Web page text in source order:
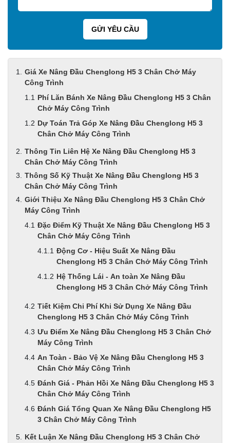
Giá Xe Nâng Đầu Chenglong H5 3 Chân Chở Máy
Công Trình
Phí Lăn Bánh Xe Nâng Đầu Chenglong H5 3 Chân
Chở Máy Công Trình
Dự Toán Trả Góp Xe Nâng Đầu Chenglong H5 3
Chân Chở Máy Công Trình
Thông Tin Liên Hệ Xe Nâng Đầu Chenglong H5 3
Chân Chở Máy Công Trình
Thông Số Kỹ Thuật Xe Nâng Đầu Chenglong H5 3
Chân Chở Máy Công Trình
Giới Thiệu Xe Nâng Đầu Chenglong H5 3 Chân Chở
Máy Công Trình
Đặc Điểm Kỹ Thuật Xe Nâng Đầu Chenglong H5 3
Chân Chở Máy Công Trình
Động Cơ - Hiệu Suất Xe Nâng Đầu
Chenglong H5 3 Chân Chở Máy Công Trình
Hệ Thống Lái - An toàn Xe Nâng Đầu
Chenglong H5 3 Chân Chở Máy Công Trình
Tiết Kiệm Chi Phí Khi Sử Dụng Xe Nâng Đầu
Chenglong H5 3 Chân Chở Máy Công Trình
Ưu Điểm Xe Nâng Đầu Chenglong H5 3 Chân Chở
Máy Công Trình
An Toàn - Bảo Vệ Xe Nâng Đầu Chenglong H5 3
Chân Chở Máy Công Trình
Đánh Giá - Phản Hồi Xe Nâng Đầu Chenglong H5 3
Chân Chở Máy Công Trình
Đánh Giá Tổng Quan Xe Nâng Đầu Chenglong H5
3 Chân Chở Máy Công Trình
Kết Luận Xe Nâng Đầu Chenglong H5 3 Chân Chở